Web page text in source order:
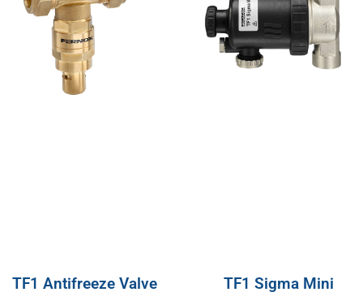
TF1 Antifreeze Valve TF1 Sigma Mini